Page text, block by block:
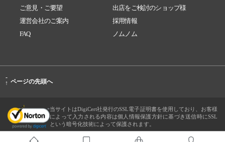
ご意見・ご要望
出店をご検討のショップ様
運営会社のご案内
採用情報
FAQ
ノムノム
-
↑ ページの先頭へ
当サイトはDigiCert社発行のSSL電子証明書を使用しており、お客様
によって入力される内容は個人情報保護方針に基づき送信時にSSL
という暗号化技術によって保護されます。